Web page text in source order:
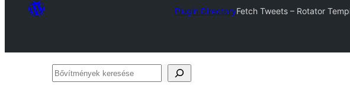
Plugin DirectoryFetch Tweets – Rotator
Bővítmények